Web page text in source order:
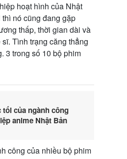
hoạt hình của Nhật
nó cũng đang gặp
thấp, thời gian dài và
Tình trạng căng thẳng
3 trong số 10 bộ phim
tối của ngành công
anime Nhật Bản
công của nhiều bộ phim